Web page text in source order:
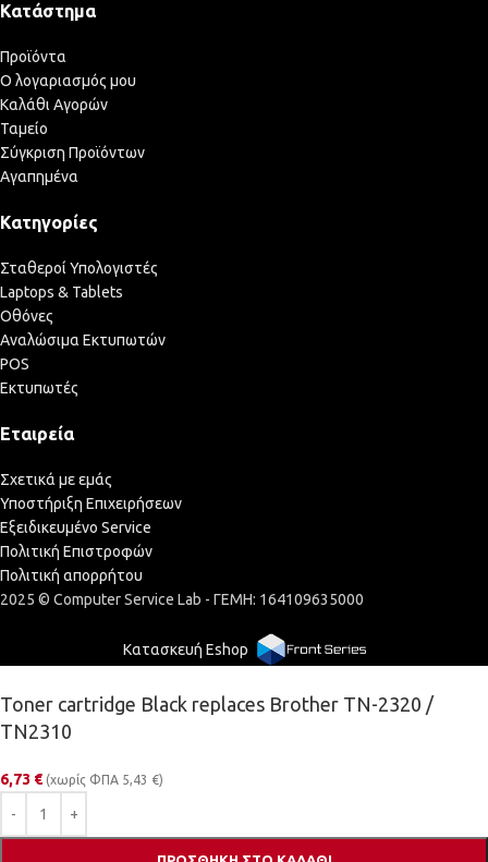
Κατάστημα
Προϊόντα
Ο λογαριασμός μου
Καλάθι Αγορών
Ταμείο
Σύγκριση Προϊόντων
Αγαπημένα
Κατηγορίες
Σταθεροί Υπολογιστές
Laptops & Tablets
Οθόνες
Αναλώσιμα Εκτυπωτών
POS
Εκτυπωτές
Εταιρεία
Σχετικά με εμάς
Υποστήριξη Επιχειρήσεων
Εξειδικευμένο Service
Πολιτική Επιστροφών
Πολιτική απορρήτου
2025 © Computer Service Lab - ΓΕΜΗ: 164109635000
Κατασκευή Eshop
Toner cartridge Black replaces Brother TN-2320 /
TN2310
6,73 € (χωρίς ΦΠΑ 5,43 €)